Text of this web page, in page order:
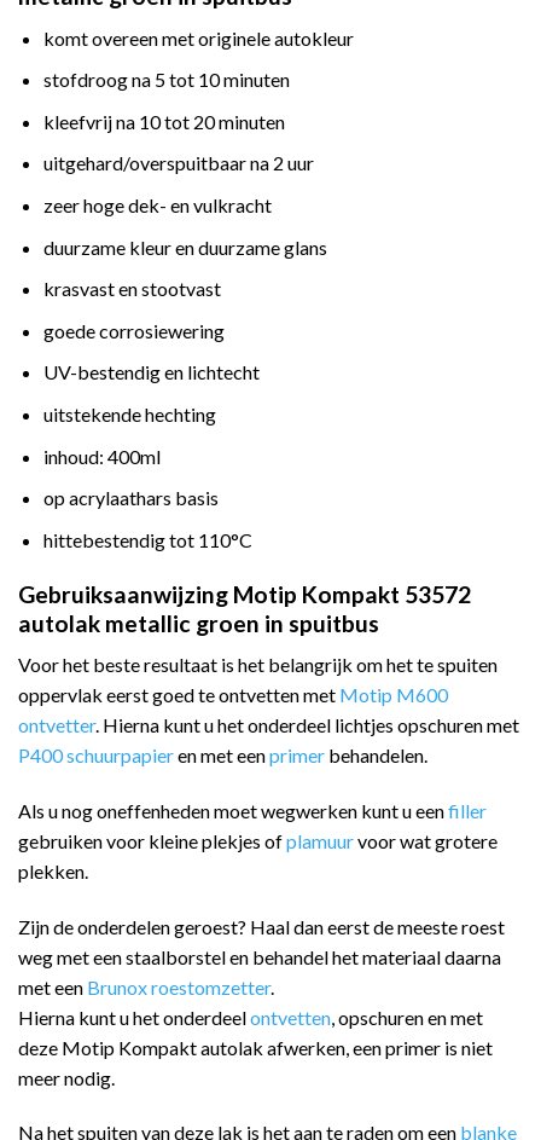
komt overeen met originele autokleur
stofdroog na 5 tot 10 minuten
kleefvrij na 10 tot 20 minuten
uitgehard/overspuitbaar na 2 uur
zeer hoge dek- en vulkracht
duurzame kleur en duurzame glans
krasvast en stootvast
goede corrosiewering
UV-bestendig en lichtecht
uitstekende hechting
inhoud: 400ml
op acrylaathars basis
hittebestendig tot 110°C
Gebruiksaanwijzing Motip Kompakt 53572
autolak metallic groen in spuitbus
Voor het beste resultaat is het belangrijk om het te spuiten
oppervlak eerst goed te ontvetten met Motip M600
ontvetter. Hierna kunt u het onderdeel lichtjes opschuren met
P400 schuurpapieren met eenprimer behandelen.
Als u nog oneffenheden moet wegwerken kunt u eenfiller
gebruiken voor kleine plekjes ofplamuurvoor wat grotere
plekken.
Zijn de onderdelen geroest? Haal dan eerst de meeste roest
weg met een staalborstel en behandel het materiaal daarna
met een Brunox roestomzetter.
Hierna kunt u het onderdeelontvetten , opschuren en met
deze Motip Kompakt autolak afwerken, een primer is niet
meer nodig.
Na het spuiten van deze lak is het aan te raden om een blanke